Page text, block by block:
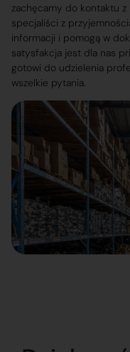
zachęcamy do kontaktu z
specjaliści z
informacji i pomogą w
satysfakcja jest dla nas
gotowi do udzielenia
wszelkie pytania.